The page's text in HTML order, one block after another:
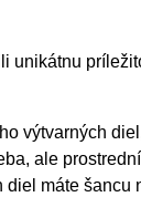
unikátnu
výtvarných
ale
máte